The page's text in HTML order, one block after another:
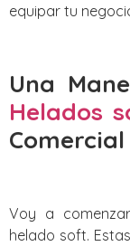
equipar tu
Una
Helados
Comercial
Voy a
helado soft.